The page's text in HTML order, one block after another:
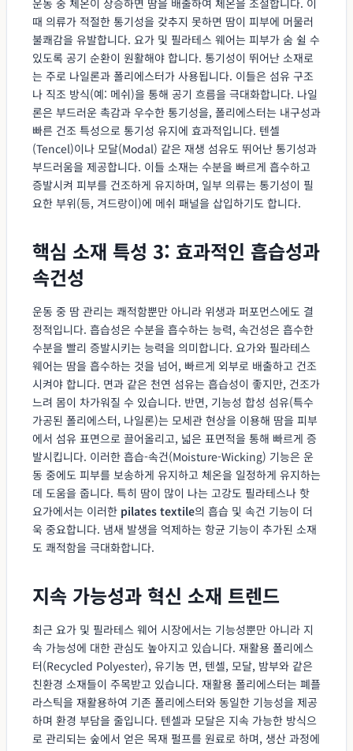
때 의류가 적절한 통기성을 갖추지 못하면 땀이 피부에 머물러
불쾌감을 유발합니다. 요가 및 필라테스 웨어는 피부가 숨 쉴 수
있도록 공기 순환이 원활해야 합니다. 통기성이 뛰어난 소재로
는 주로 나일론과 폴리에스터가 사용됩니다. 이들은 섬유 구조
나 직조 방식(예: 메쉬)을 통해 공기 흐름을 극대화합니다. 나일
론은 부드러운 촉감과 우수한 통기성을, 폴리에스터는 내구성과
빠른 건조 특성으로 통기성 유지에 효과적입니다. 텐셀
(Tencel)이나 모달(Modal) 같은 재생 섬유도 뛰어난 통기성과
부드러움을 제공합니다. 이들 소재는 수분을 빠르게 흡수하고
증발시켜 피부를 건조하게 유지하며, 일부 의류는 통기성이 필
요한 부위(등, 겨드랑이)에 메쉬 패널을 삽입하기도 합니다.
핵심 소재 특성 3: 효과적인 흡습성과
속건성
운동 중 땀 관리는 쾌적함뿐만 아니라 위생과 퍼포먼스에도 결
정적입니다. 흡습성은 수분을 흡수하는 능력, 속건성은 흡수한
수분을 빨리 증발시키는 능력을 의미합니다. 요가와 필라테스
웨어는 땀을 흡수하는 것을 넘어, 빠르게 외부로 배출하고 건조
시켜야 합니다. 면과 같은 천연 섬유는 흡습성이 좋지만, 건조가
느려 몸이 차가워질 수 있습니다. 반면, 기능성 합성 섬유(특수
가공된 폴리에스터, 나일론)는 모세관 현상을 이용해 땀을 피부
에서 섬유 표면으로 끌어올리고, 넓은 표면적을 통해 빠르게 증
발시킵니다. 이러한 흡습-속건(Moisture-Wicking) 기능은 운
동 중에도 피부를 보송하게 유지하고 체온을 일정하게 유지하는
데 도움을 줍니다. 특히 땀이 많이 나는 고강도 필라테스나 핫
요가에서는 이러한 pilates textile의 흡습 및 속건 기능이 더
욱 중요합니다. 냄새 발생을 억제하는 항균 기능이 추가된 소재
도 쾌적함을 극대화합니다.
지속 가능성과 혁신 소재 트렌드
최근 요가 및 필라테스 웨어 시장에서는 기능성뿐만 아니라 지
속 가능성에 대한 관심도 높아지고 있습니다. 재활용 폴리에스
터(Recycled Polyester), 유기농 면, 텐셀, 모달, 밤부와 같은
친환경 소재들이 주목받고 있습니다. 재활용 폴리에스터는 폐플
라스틱을 재활용하여 기존 폴리에스터와 동일한 기능성을 제공
하며 환경 부담을 줄입니다. 텐셀과 모달은 지속 가능한 방식으
로 관리되는 숲에서 얻은 목재 펄프를 원료로 하며, 생산 과정에